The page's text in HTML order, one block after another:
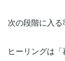
次の段階に入
ヒーリングは「